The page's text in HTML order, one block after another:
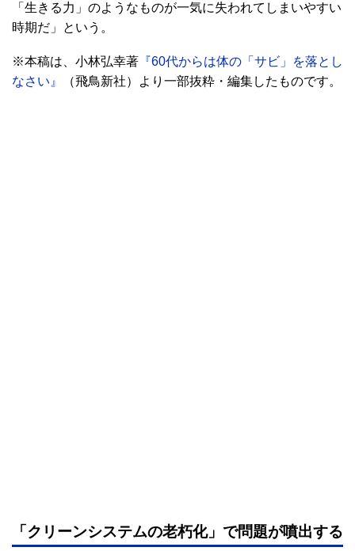
「生きる力」のようなものが一気に失われてしまいやすい
時期だ」という。
※本稿は、小林弘幸著 『60代からは体の「サビ」を落とし
なさい』
（飛鳥新社）より一部抜粋・編集したものです。
「クリーンシステムの老朽化」で問題が噴出する